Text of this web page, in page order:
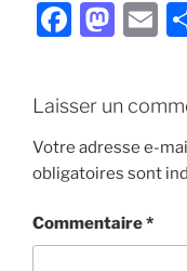
F
e
b
o
o
M
o
d
o
n
E
l
Laisser un
Votre adresse e-
obligatoires sont
Commentaire*